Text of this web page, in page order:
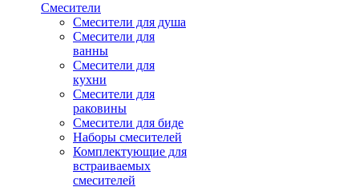
Смесители
Смесители для душа
Смесители для
ванны
Смесители для
кухни
Смесители для
раковины
Смесители для биде
Наборы смесителей
Комплектующие для
встраиваемых
смесителей